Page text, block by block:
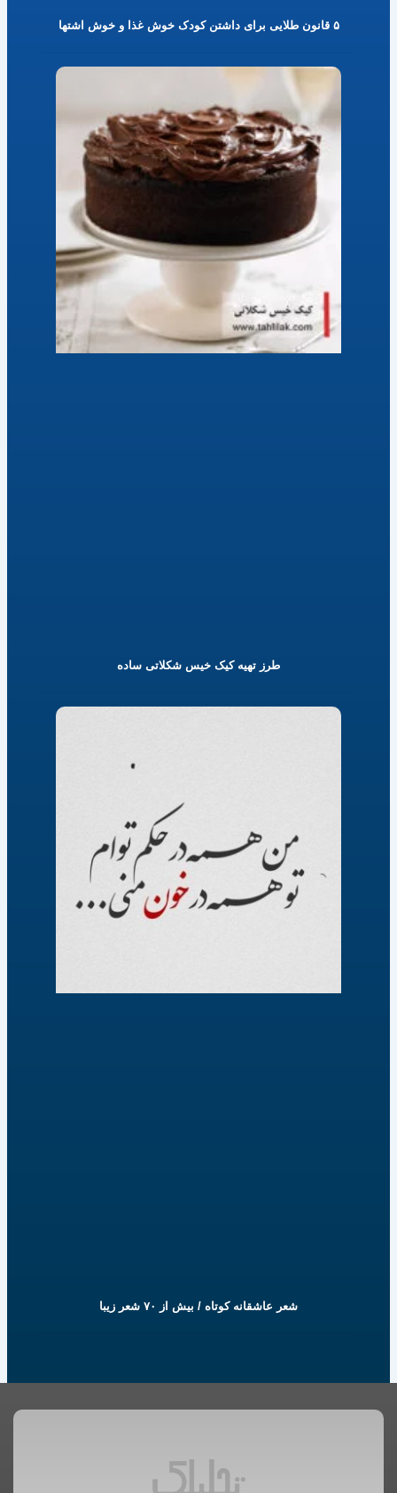
۵ قانون طلایی برای داشتن کودک خوش غذا و خوش اشتها
طرز تهیه کیک خیس شکلاتی ساده
شعر عاشقانه کوتاه / بیش از ۷۰ شعر زیبا